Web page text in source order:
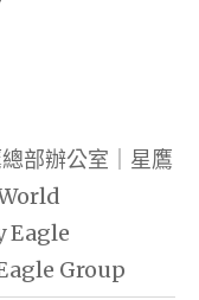
部辦公室｜星鷹
Eagle
Group